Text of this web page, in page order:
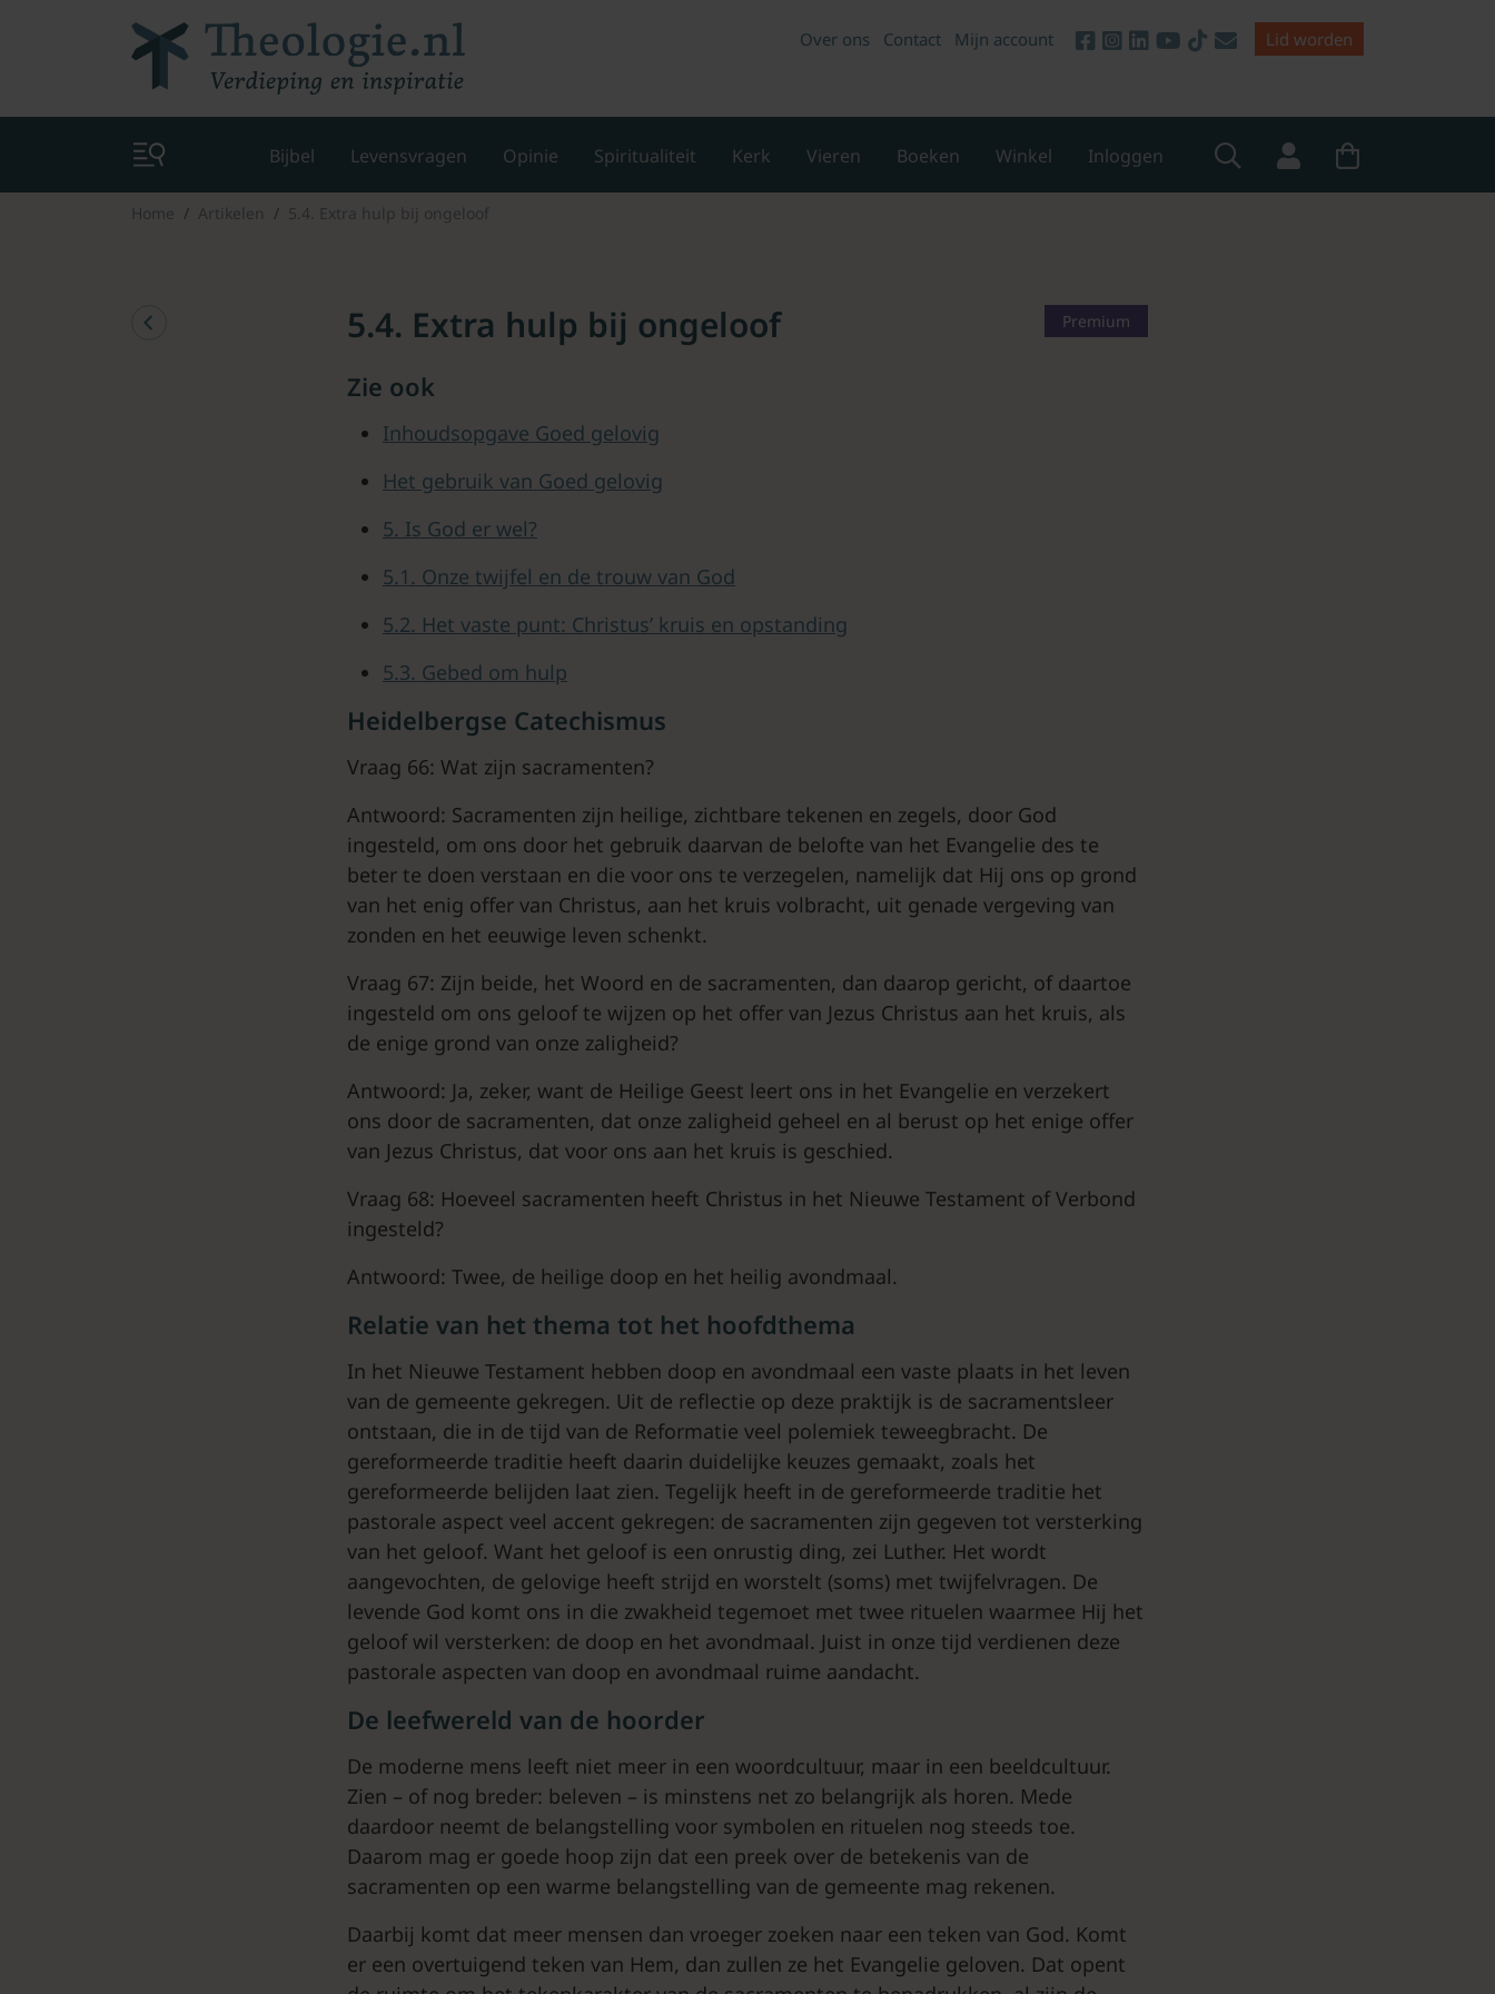
Over ons Contact Mijn account Lid worden
Bijbel Levensvragen Opinie Spiritualiteit Kerk Vieren Boeken Winkel Inloggen
Home Artikelen 5.4. Extra hulp bij ongeloof
Premium
5.4. Extra hulp bij ongeloof
Zie ook
Inhoudsopgave Goed gelovig
Het gebruik van Goed gelovig
5. Is God er wel?
5.1. Onze twijfel en de trouw van God
5.2. Het vaste punt: Christus’ kruis en opstanding
5.3. Gebed om hulp
Heidelbergse Catechismus
Vraag 66: Wat zijn sacramenten?
Antwoord: Sacramenten zijn heilige, zichtbare tekenen en zegels, door God
ingesteld, om ons door het gebruik daarvan de belofte van het Evangelie des te
beter te doen verstaan en die voor ons te verzegelen, namelijk dat Hij ons op grond
van het enig offer van Christus, aan het kruis volbracht, uit genade vergeving van
zonden en het eeuwige leven schenkt.
Vraag 67: Zijn beide, het Woord en de sacramenten, dan daarop gericht, of daartoe
ingesteld om ons geloof te wijzen op het offer van Jezus Christus aan het kruis, als
de enige grond van onze zaligheid?
Antwoord: Ja, zeker, want de Heilige Geest leert ons in het Evangelie en verzekert
ons door de sacramenten, dat onze zaligheid geheel en al berust op het enige offer
van Jezus Christus, dat voor ons aan het kruis is geschied.
Vraag 68: Hoeveel sacramenten heeft Christus in het Nieuwe Testament of Verbond
ingesteld?
Antwoord: Twee, de heilige doop en het heilig avondmaal.
Relatie van het thema tot het hoofdthema
In het Nieuwe Testament hebben doop en avondmaal een vaste plaats in het leven
van de gemeente gekregen. Uit de reflectie op deze praktijk is de sacramentsleer
ontstaan, die in de tijd van de Reformatie veel polemiek teweegbracht. De
gereformeerde traditie heeft daarin duidelijke keuzes gemaakt, zoals het
gereformeerde belijden laat zien. Tegelijk heeft in de gereformeerde traditie het
pastorale aspect veel accent gekregen: de sacramenten zijn gegeven tot versterking
van het geloof. Want het geloof is een onrustig ding, zei Luther. Het wordt
aangevochten, de gelovige heeft strijd en worstelt (soms) met twijfelvragen. De
levende God komt ons in die zwakheid tegemoet met twee rituelen waarmee Hij het
geloof wil versterken: de doop en het avondmaal. Juist in onze tijd verdienen deze
pastorale aspecten van doop en avondmaal ruime aandacht.
De leefwereld van de hoorder
De moderne mens leeft niet meer in een woordcultuur, maar in een beeldcultuur.
Zien – of nog breder: beleven – is minstens net zo belangrijk als horen. Mede
daardoor neemt de belangstelling voor symbolen en rituelen nog steeds toe.
Daarom mag er goede hoop zijn dat een preek over de betekenis van de
sacramenten op een warme belangstelling van de gemeente mag rekenen.
Daarbij komt dat meer mensen dan vroeger zoeken naar een teken van God. Komt
er een overtuigend teken van Hem, dan zullen ze het Evangelie geloven. Dat opent